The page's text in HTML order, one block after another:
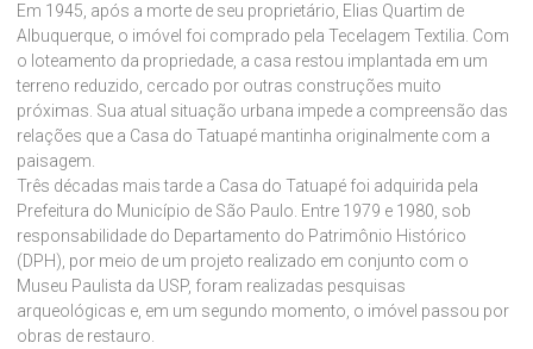
Em 1945, após a morte de seu proprietário, Elias Quartim de
Albuquerque, o imóvel foi comprado pela Tecelagem Textilia. Com
o loteamento da propriedade, a casa restou implantada em um
terreno reduzido, cercado por outras construções muito
próximas. Sua atual situação urbana impede a compreensão das
relações que a Casa do Tatuapé mantinha originalmente com a
paisagem.
Três décadas mais tarde a Casa do Tatuapé foi adquirida pela
Prefeitura do Município de São Paulo. Entre 1979 e 1980, sob
responsabilidade do Departamento do Patrimônio Histórico
(DPH), por meio de um projeto realizado em conjunto com o
Museu Paulista da USP, foram realizadas pesquisas
arqueológicas e, em um segundo momento, o imóvel passou por
obras de restauro.